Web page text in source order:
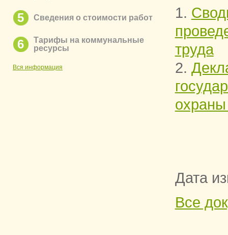
5 Сведения о стоимости работ
6
Тарифы на коммунальные
ресурсы
Вся информация
1.
труда
2.
Дата
Все